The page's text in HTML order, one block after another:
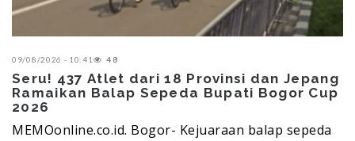
09/08/2026 - 10:41 48
Seru! 437 Atlet dari 18 Provinsi dan Jepang
Ramaikan Balap Sepeda Bupati Bogor Cup
2026
MEMOonline.co.id. Bogor- Kejuaraan balap sepeda